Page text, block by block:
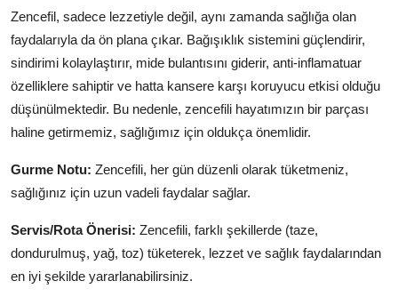
Zencefil, sadece lezzetiyle değil, aynı zamanda sağlığa olan
faydalarıyla da ön plana çıkar. Bağışıklık sistemini güçlendirir,
sindirimi kolaylaştırır, mide bulantısını giderir, anti-inflamatuar
özelliklere sahiptir ve hatta kansere karşı koruyucu etkisi olduğu
düşünülmektedir. Bu nedenle, zencefili hayatımızın bir parçası
haline getirmemiz, sağlığımız için oldukça önemlidir.
Gurme Notu: Zencefili, her gün düzenli olarak tüketmeniz,
sağlığınız için uzun vadeli faydalar sağlar.
Servis/Rota Önerisi: Zencefili, farklı şekillerde (taze,
dondurulmuş, yağ, toz) tüketerek, lezzet ve sağlık faydalarından
en iyi şekilde yararlanabilirsiniz.